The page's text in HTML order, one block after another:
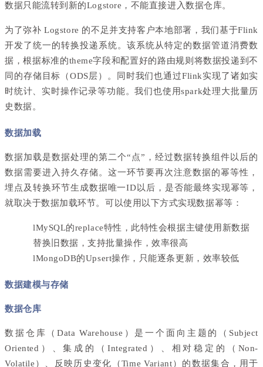
数据只能流转到新的Logstore，不能直接进入数据仓库。
为了弥补 Logstore 的不足并支持客户本地部署，我们基于Flink
开发了统一的转换投递系统。该系统从特定的数据管道消费数
据，根据标准的theme字段和配置好的路由规则将数据投递到不
同的存储目标（ODS层）。同时我们也通过Flink实现了诸如实
时统计、实时操作记录等功能。我们也使用spark处理大批量历
史数据。
数据加载
数据加载是数据处理的第二个“点”，经过数据转换组件以后的
数据需要进入持久存储。这一环节要再次注意数据的幂等性，
埋点及转换环节生成数据唯一ID以后，是否能最终实现幂等，
就取决于数据加载环节。可以使用以下方式实现数据幂等：
lMySQL的replace特性，此特性会根据主键使用新数据
替换旧数据，支持批量操作，效率很高
lMongoDB的Upsert操作，只能逐条更新，效率较低
数据建模与存储
数据仓库
数据仓库（Data Warehouse）是一个面向主题的（Subject
Oriented）、集成的（Integrated）、相对稳定的（Non-
Volatile）、反映历史变化（Time Variant）的数据集合，用于